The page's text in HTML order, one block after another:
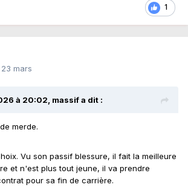
1
mars
à 20:02, massifa dit :
merde.
Vu son passif blessure, il fait la meilleure
et n'est plus tout jeune, il va prendre
pour sa fin de carrière.